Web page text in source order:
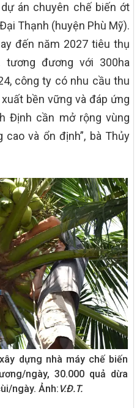
án chuyên chế biến ớt
Thạnh (huyện Phù Mỹ).
đến năm 2027 tiêu thụ
tương đương với 300ha
công ty có nhu cầu thu
bền vững và đáp ứng
Định cần mở rộng vùng
và ổn định”, bà Thủy
dựng nhà máy chế biến
ngày, 30.000 quả dừa
ngày. Ảnh: V.Đ.T.